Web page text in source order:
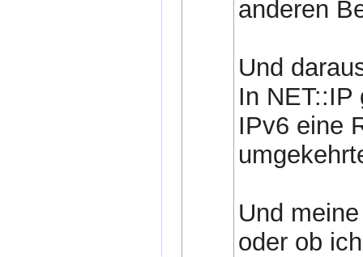
anderen
Und
In NET::IP
IPv6 eine
Und
oder ob